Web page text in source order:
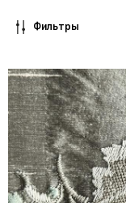
Фильтры